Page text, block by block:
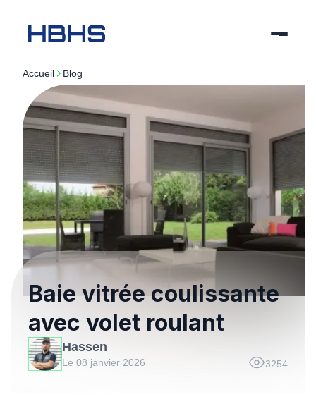
Accueil blog
Baie vitrée coulissante
avec volet roulant
Hassen
Le 08 janvier 2026 3254